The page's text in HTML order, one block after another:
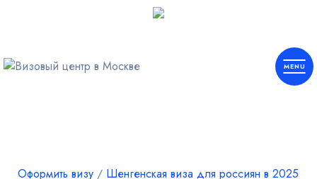
Оформить визу ∕ Шенгенская виза для россиян в 2025
Шенген